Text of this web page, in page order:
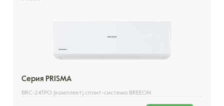
Серия PRISMA
BRC-24TPO (комплект) сплит-система BREEON